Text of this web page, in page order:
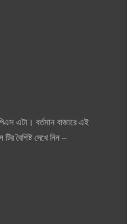
এটা। বর্তমান বাজারে এই
বৈশিষ্ট দেখে নিন –